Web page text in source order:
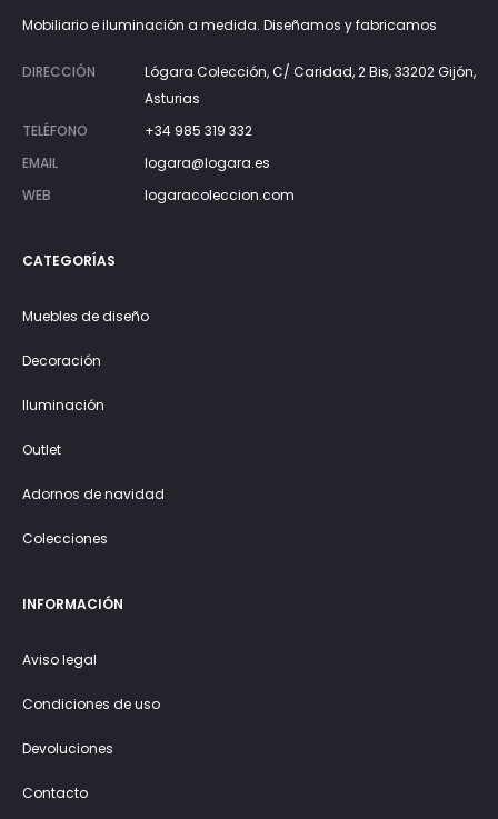
Mobiliario e iluminación a medida. Diseñamos y fabricamos
DIRECCIÓN
Lógara Colección, C/ Caridad, 2 Bis, 33202 Gijón,
Asturias
TELÉFONO
+34 985 319 332
EMAIL
logara@logara.es
WEB
logaracoleccion.com
CATEGORÍAS
Muebles de diseño
Decoración
Iluminación
Outlet
Adornos de navidad
Colecciones
INFORMACIÓN
Aviso legal
Condiciones de uso
Devoluciones
Contacto